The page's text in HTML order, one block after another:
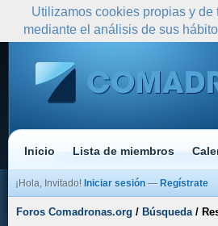
Inicio Lista de miembros
¡Hola, Invitado! Iniciar sesión — Regístrate
Foros Comadronas.org / Búsqueda/
Utilizamos cookies propias y
mediante el análisis de sus